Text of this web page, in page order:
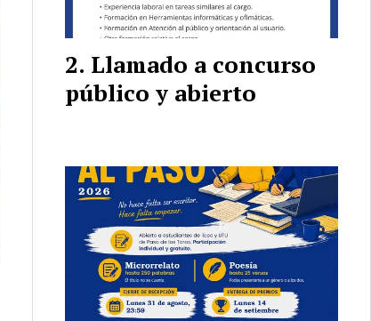
Llamado a concurso
público y abierto